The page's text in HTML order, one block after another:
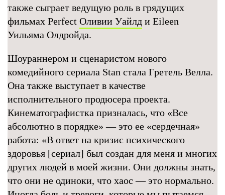
также сыграет ведущую роль в грядущих
фильмах Perfect Оливии Уайлд и Eileen
Уильяма Олдройда.
Шоураннером и сценаристом нового
комедийного сериала Stan стала Гретель Велла.
Она также выступает в качестве
исполнительного продюсера проекта.
Кинематографистка призналась, что «Все
абсолютно в порядке» — это ее «сердечная»
работа: «В ответ на кризис психического
здоровья [сериал] был создан для меня и многих
других людей в моей жизни. Они должны знать,
что они не одиноки, что хаос — это нормально.